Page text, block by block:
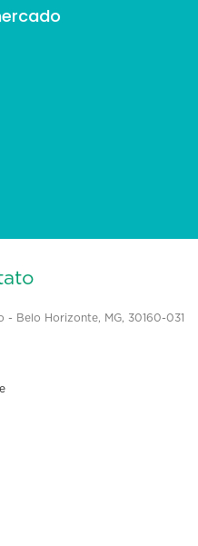
- Belo Horizonte, MG, 30160-031